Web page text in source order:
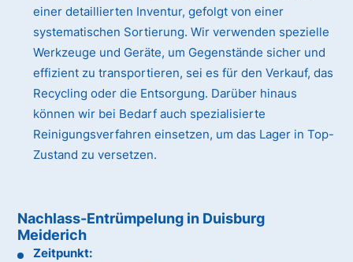
einer detaillierten Inventur, gefolgt von einer
systematischen Sortierung. Wir verwenden spezielle
Werkzeuge und Geräte, um Gegenstände sicher und
effizient zu transportieren, sei es für den Verkauf, das
Recycling oder die Entsorgung. Darüber hinaus
können wir bei Bedarf auch spezialisierte
Reinigungsverfahren einsetzen, um das Lager in Top-
Zustand zu versetzen.
Nachlass-Entrümpelung in Duisburg
Meiderich
Zeitpunkt: